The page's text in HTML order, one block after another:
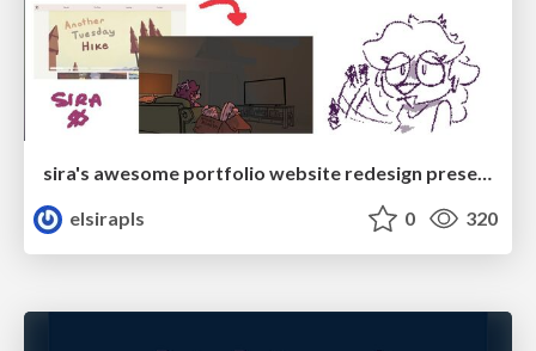
sira's awesome portfolio website redesign presentation
elsirapls
0 320